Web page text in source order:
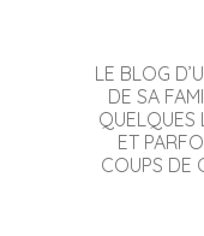
LE BLOG
DE SA
QUELQUES
ET
COUPS DE